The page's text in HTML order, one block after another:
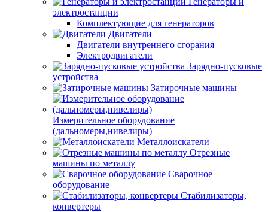
электростанции
Комплектующие для генераторов
Двигатели
Двигатели внутреннего сгорания
Электродвигатели
Зарядно-пусковые
устройства
Затирочные машины
Измерительное оборудование
(дальномеры,нивелиры)
Металлоискатели
Отрезные
машины по металлу
Сварочное
оборудование
Стабилизаторы,
конвертеры